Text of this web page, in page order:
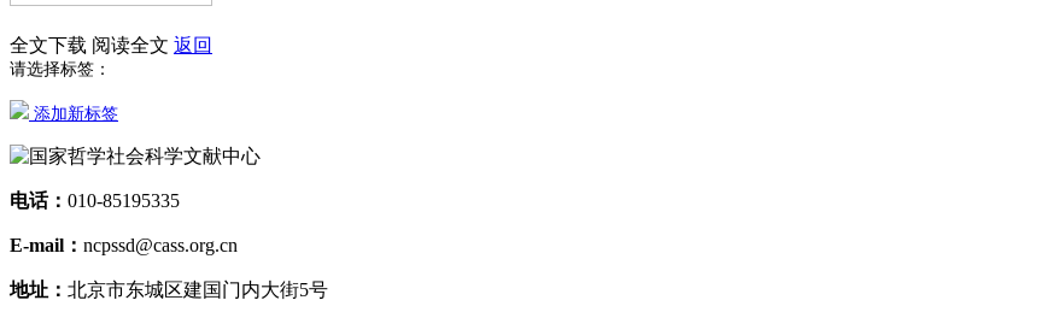
全文下载 阅读全文 返回
请选择标签：
添加新标签
电话： 010-85195335
E-mail： ncpssd@cass.org.cn
地址： 北京市东城区建国门内大街5号